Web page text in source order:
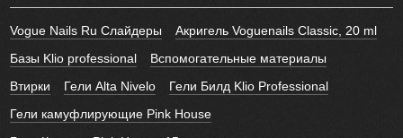
Vogue Nails Ru Слайдеры
Акригель Voguenails Classic, 20 ml
Базы Klio professional
Вспомогательные материалы
Втирки
Гели Alta Nivelo
Гели Билд Klio Professional
Гели камуфлирующие Pink House